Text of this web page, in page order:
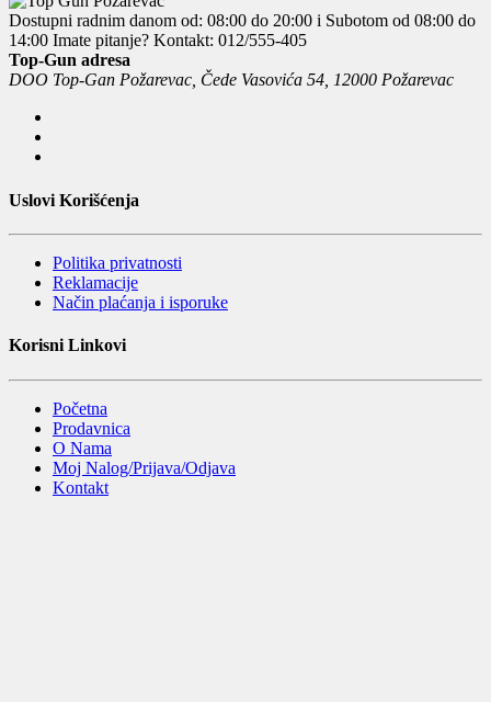
Dostupni radnim danom od: 08:00 do 20:00 i Subotom od 08:00 do
14:00 Imate pitanje? Kontakt: 012/555-405
Top-Gun adresa
DOO Top-Gan Požarevac, Čede Vasovića 54, 12000 Požarevac
Uslovi Korišćenja
Politika privatnosti
Reklamacije
Način plaćanja i isporuke
Korisni Linkovi
Početna
Prodavnica
O Nama
Moj Nalog/Prijava/Odjava
Kontakt